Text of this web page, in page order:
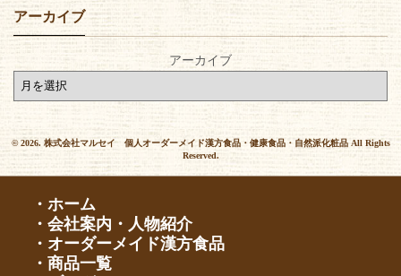
アーカイブ
アーカイブ
© 2026. 株式会社マルセイ 個人オーダーメイド漢方食品・健康食品・自然派化粧品 All Rights
Reserved.
・ホーム
・会社案内・人物紹介
・オーダーメイド漢方食品
・商品一覧